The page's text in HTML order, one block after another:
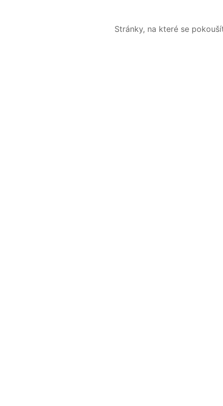
Stránky, na které se